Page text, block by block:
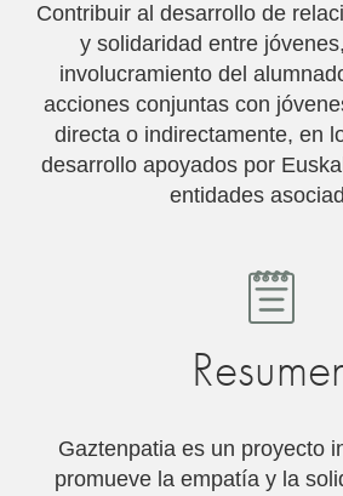
Contribuir al desarrollo de
y solidaridad entre
involucramiento del
acciones conjuntas con
directa o indirectamente, en
desarrollo apoyados por
entidades
Gaztenpatia es un proyecto
promueve la empatía y la